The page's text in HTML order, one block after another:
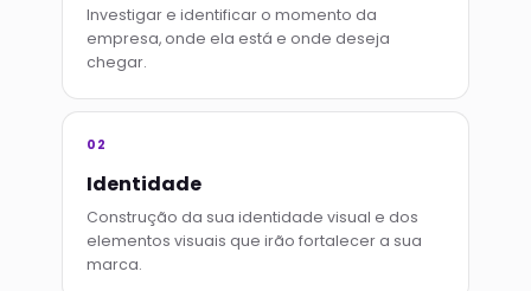
Investigar e identificar o momento da
empresa, onde ela está e onde deseja
chegar.
02
Identidade
Construção da sua identidade visual e dos
elementos visuais que irão fortalecer a sua
marca.